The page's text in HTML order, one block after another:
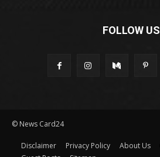
FOLLOW US
© News Card24
Disclaimer Privacy Policy About Us